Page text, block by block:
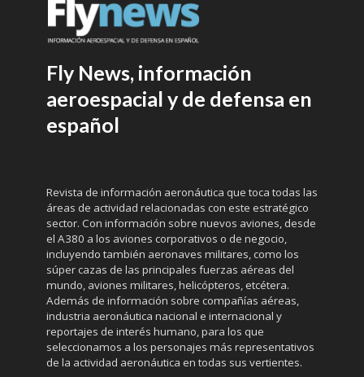
Fly News, información
aeroespacial y de defensa en
español
Revista de información aeronáutica que toca todas las
áreas de actividad relacionadas con este estratégico
sector. Con información sobre nuevos aviones, desde
el A380 a los aviones corporativos o de negocio,
incluyendo también aeronaves militares, como los
súper cazas de las principales fuerzas aéreas del
mundo, aviones militares, helicópteros, etcétera.
Además de información sobre compañías aéreas,
industria aeronáutica nacional e internacional y
reportajes de interés humano, para los que
seleccionamos a los personajes más representativos
de la actividad aeronáutica en todas sus vertientes.